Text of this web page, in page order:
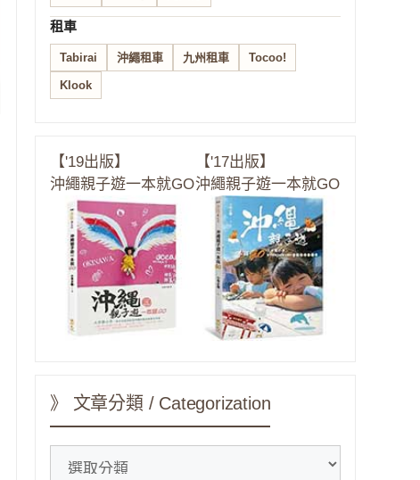
租車
Tabirai 沖繩租車 九州租車 Tocoo!
Klook
【'19出版】
沖繩親子遊一本就GO
【'17出版】
沖繩親子遊一本就GO
》 文章分類 / Categorization